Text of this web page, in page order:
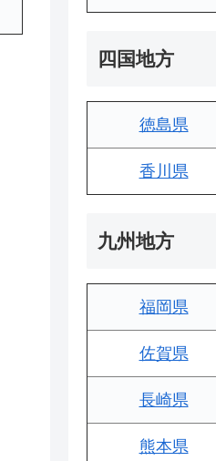
四国地方
徳島県
香川県
九州地方
福岡県
佐賀県
長崎県
熊本県